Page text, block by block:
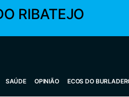
RIBATEJO
SAÚDE OPINIÃO ECOS DO